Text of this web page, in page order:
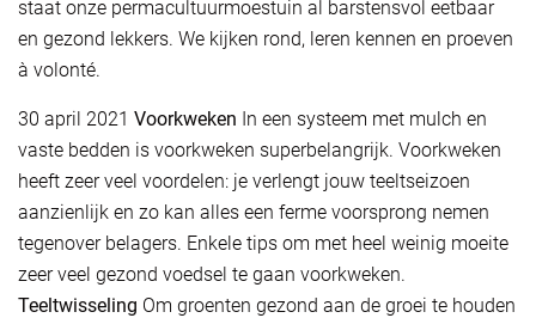
staat onze permacultuurmoestuin al barstensvol eetbaar
en gezond lekkers. We kijken rond, leren kennen en proeven
à volonté.
30 april 2021 Voorkweken In een systeem met mulch en
vaste bedden is voorkweken superbelangrijk. Voorkweken
heeft zeer veel voordelen: je verlengt jouw teeltseizoen
aanzienlijk en zo kan alles een ferme voorsprong nemen
tegenover belagers. Enkele tips om met heel weinig moeite
zeer veel gezond voedsel te gaan voorkweken.
Teeltwisseling Om groenten gezond aan de groei te houden